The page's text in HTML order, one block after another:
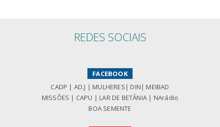
REDES SOCIAIS
FACEBOOK
CADP | AD.J | MULHERES | DIN | MEIBAD
MISSÕES | CAPU | LAR DE BETÂNIA | NArádio
BOA SEMENTE